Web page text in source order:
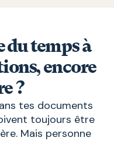
temps à
encore
?
tes documents
toujours être
Mais personne